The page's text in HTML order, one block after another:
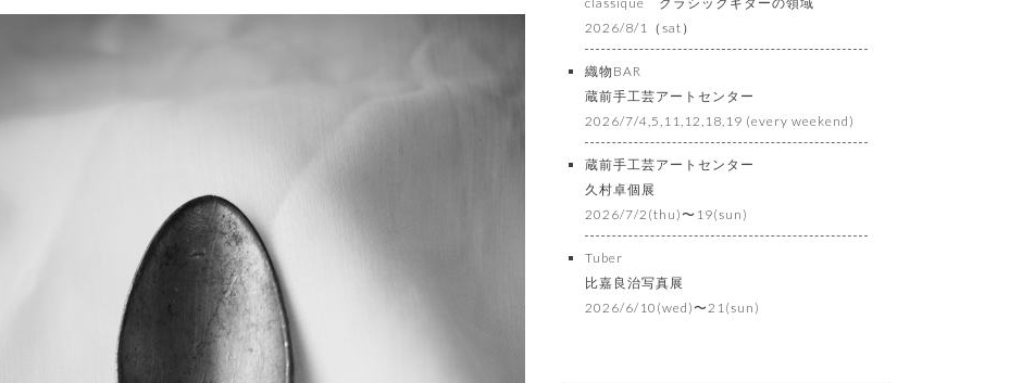
2026/8/1（sat）
織物BAR
蔵前手工芸アートセンター
2026/7/4,5,11,12,18,19 (every weekend)
蔵前手工芸アートセンター
久村卓個展
2026/7/2(thu)〜19(sun)
Tuber
比嘉良治写真展
2026/6/10(wed)〜21(sun)